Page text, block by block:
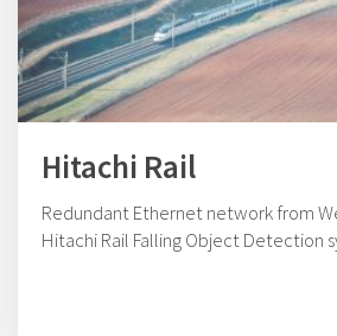
Hitachi Rail
Redundant Ethernet network from
Hitachi Rail Falling Object Detection